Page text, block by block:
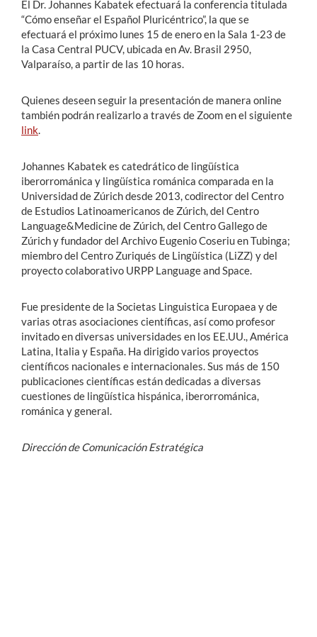
El Dr. Johannes Kabatek efectuará la conferencia titulada
“Cómo enseñar el Español Pluricéntrico”, la que se
efectuará el próximo lunes 15 de enero en la Sala 1-23 de
la Casa Central PUCV, ubicada en Av. Brasil 2950,
Valparaíso, a partir de las 10 horas.
Quienes deseen seguir la presentación de manera online
también podrán realizarlo a través de Zoom en el siguiente
link
Johannes Kabatek es catedrático de lingüística
iberorrománica y lingüística románica comparada en la
Universidad de Zúrich desde 2013, codirector del Centro
de Estudios Latinoamericanos de Zúrich, del Centro
Language&Medicine de Zúrich, del Centro Gallego de
Zúrich y fundador del Archivo Eugenio Coseriu en Tubinga;
miembro del Centro Zuriqués de Lingüística (LiZZ) y del
proyecto colaborativo URPP Language and Space.
Fue presidente de la Societas Linguistica Europaea y de
varias otras asociaciones científicas, así como profesor
invitado en diversas universidades en los EE.UU., América
Latina, Italia y España. Ha dirigido varios proyectos
científicos nacionales e internacionales. Sus más de 150
publicaciones científicas están dedicadas a diversas
cuestiones de lingüística hispánica, iberorrománica,
románica y general.
Dirección de Comunicación Estratégica